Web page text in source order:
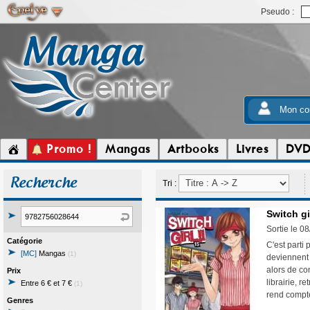
Pseudo :
Mon
Promo ! Mangas Artbooks Livres DVD
Recherche
Catégorie
[MC] Mangas (1)
Prix
Entre 6 € et 7 € (1)
Genres
Tri :
Switch
Sortie le
C'est parti
alors de
librairie,
rend